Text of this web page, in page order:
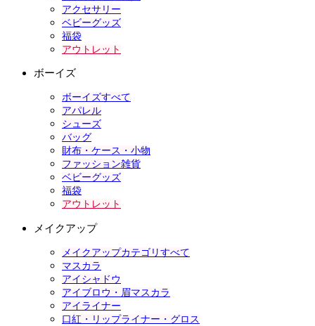
アクセサリー
ベビーグッズ
福袋
アウトレット
ボーイズ
ボーイズすべて
アパレル
シューズ
バッグ
財布・ケース・小物
ファッション雑貨
ベビーグッズ
福袋
アウトレット
メイクアップ
メイクアップカテゴリすべて
マスカラ
アイシャドウ
アイブロウ・眉マスカラ
アイライナー
口紅・リップライナー・グロス